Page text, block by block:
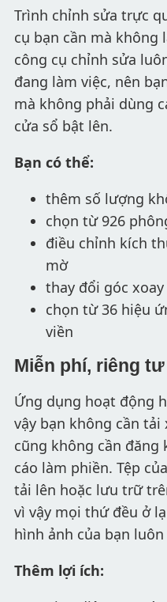
Trình chỉnh sửa trực
cụ bạn cần mà không
công cụ chỉnh sửa
đang làm việc, nên
mà không phải dùng
cửa sổ bật lên.
Bạn có thể:
thêm số lượng
chọn từ 926
điều chỉnh kích
mờ
thay đổi góc xoay
chọn từ 36 hiệu
viền
Miễn phí, riêng
Ứng dụng hoạt động
vậy bạn không cần tải
cũng không cần đăng
cáo làm phiền. Tệp
tải lên hoặc lưu trữ
vì vậy mọi thứ đều ở
hình ảnh của bạn
Thêm lợi ích: